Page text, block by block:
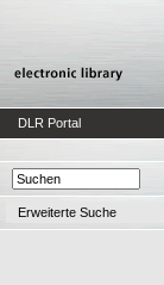
DLR Portal
Erweiterte Suche